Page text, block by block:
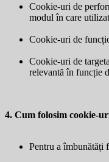
Cookie-uri de
modul în care
Cookie-uri de
Cookie-uri de
relevantă în funcție
4. Cum folosim cookie-
Pentru a îmbunătăți